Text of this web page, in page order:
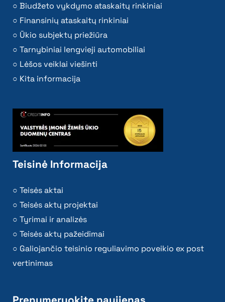
Biudžeto vykdymo ataskaitų rinkiniai
Finansinių ataskaitų rinkiniai
Ūkio subjektų priežiūra
Tarnybiniai lengvieji automobiliai
Lėšos veiklai viešinti
Kita informacija
Teisinė Informacija
Teisės aktai
Teisės aktų projektai
Tyrimai ir analizės
Teisės aktų pažeidimai
Galiojančio teisinio reguliavimo poveikio ex post
vertinimas